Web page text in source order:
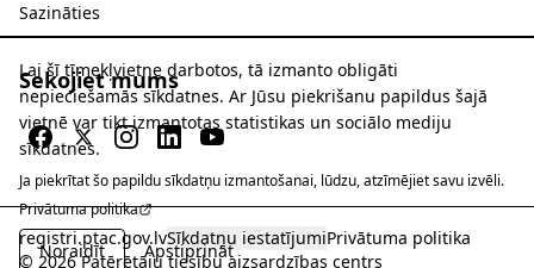
Sazināties
Sekojiet mums
registri.ptac.gov.lvSīkdatņu iestatījumiPrivātuma politika
© 2026 Patērētāju tiesību aizsardzības centrs
Lai šī tīmekļvietne darbotos, tā izmanto obligāti
nepieciešamās sīkdatnes. Ar Jūsu piekrišanu papildus šajā
vietnē var tikt izmantotas statistikas un sociālo mediju
sīkdatnes.
Ja piekrītat šo papildu sīkdatņu izmantošanai, lūdzu, atzīmējiet savu izvēli.
Privātuma politika
Noraidīt Apstiprināt